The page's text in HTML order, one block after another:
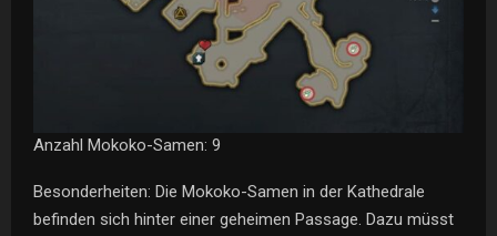
Anzahl Mokoko-Samen: 9
Besonderheiten: Die Mokoko-Samen in der Kathedrale
befinden sich hinter einer geheimen Passage. Dazu müsst